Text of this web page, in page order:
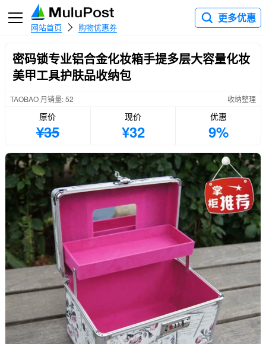
网站首页 购物优惠券
更多优惠
密码锁专业铝合金化妆箱手提多层大容量化妆
美甲工具护肤品收纳包
TAOBAO 月销量: 52 收纳整理
原价
¥35
现价
¥32
优惠
9%